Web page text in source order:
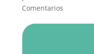
Comentarios